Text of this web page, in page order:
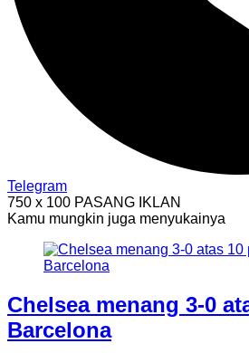
Telegram
750 x 100 PASANG IKLAN
Kamu mungkin juga menyukainya
Chelsea menang 3-0
Barcelona